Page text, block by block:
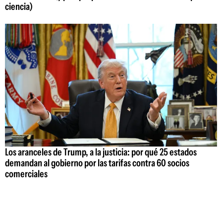
ciencia)
Los aranceles de Trump, a la justicia: por qué 25 estados
demandan al gobierno por las tarifas contra 60 socios
comerciales